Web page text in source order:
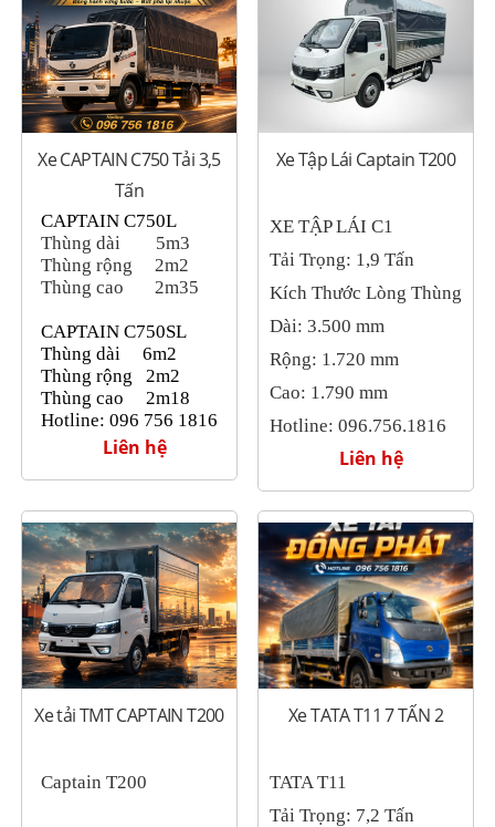
Xe CAPTAIN C750 Tải 3,5
Tấn
CAPTAIN C750L
Thùng dài 5m3
Thùng rộng
2m2
Thùng cao 2m35
CAPTAIN C750SL
Thùng dài 6m2
Thùng rộng
2m2
Thùng cao 2m18
Hotline: 096 756 1816
Liên hệ
Xe Tập Lái Captain T200
XE TẬP LÁI C1
Tải Trọng: 1,9 Tấn
Kích Thước Lòng Thùng
Dài: 3.500 mm
Rộng: 1.720 mm
Cao: 1.790 mm
Hotline: 096.756.1816
Liên hệ
Xe tải TMT CAPTAIN T200
Captain T200
Xe TATA T11 7 TẤN 2
TATA T11
Tải Trọng: 7,2 Tấn